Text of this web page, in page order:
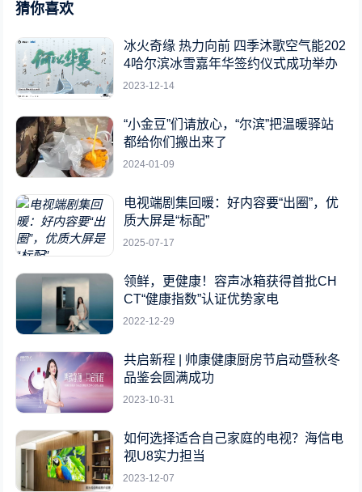
猜你喜欢
冰火奇缘 热力向前 四季沐歌空气能202
4哈尔滨冰雪嘉年华签约仪式成功举办
2023-12-14
“小金豆”们请放心，“尔滨”把温暖驿站
都给你们搬出来了
2024-01-09
电视端剧集回暖：好内容要“出圈”，优
质大屏是“标配”
2025-07-17
领鲜，更健康！容声冰箱获得首批CH
CT“健康指数”认证优势家电
2022-12-29
共启新程 | 帅康健康厨房节启动暨秋冬
品鉴会圆满成功
2023-10-31
如何选择适合自己家庭的电视？海信电
视U8实力担当
2023-12-07